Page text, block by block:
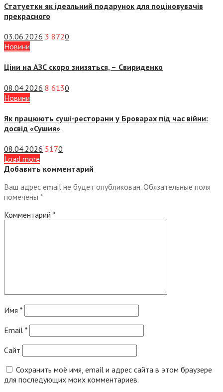
Статуетки як ідеальний подарунок для поціновувачів
прекрасного
03.06.2026 3 8720
Новини
Ціни на АЗС скоро знизяться, – Свириденко
08.04.2026 8 6130
Новини
Як працюють суші-ресторани у Броварах під час війни:
досвід «Сушия»
08.04.2026 5170
Load more
Добавить комментарий
Ваш адрес email не будет опубликован. Обязательные поля
помечены *
Комментарий *
Имя *
Email *
Сайт
Сохранить моё имя, email и адрес сайта в этом браузере
для последующих моих комментариев.